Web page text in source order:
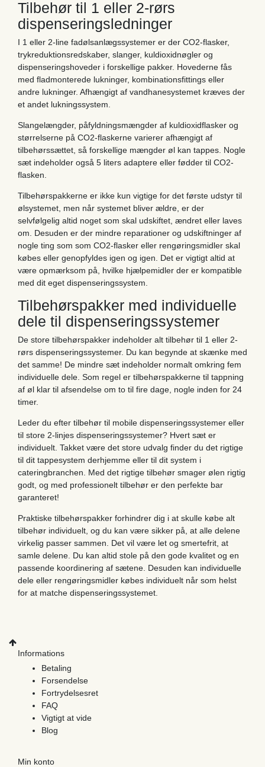
Tilbehør til 1 eller 2-rørs
dispenseringsledninger
I 1 eller 2-line fadølsanlægssystemer er der CO2-flasker,
trykreduktionsredskaber, slanger, kuldioxidnøgler og
dispenseringshoveder i forskellige pakker. Hovederne fås
med fladmonterede lukninger, kombinationsfittings eller
andre lukninger. Afhængigt af vandhanesystemet kræves der
et andet lukningssystem.
Slangelængder, påfyldningsmængder af kuldioxidflasker og
størrelserne på CO2-flaskerne varierer afhængigt af
tilbehørssættet, så forskellige mængder øl kan tappes. Nogle
sæt indeholder også 5 liters adaptere eller fødder til CO2-
flasken.
Tilbehørspakkerne er ikke kun vigtige for det første udstyr til
ølsystemet, men når systemet bliver ældre, er der
selvfølgelig altid noget som skal udskiftet, ændret eller laves
om. Desuden er der mindre reparationer og udskiftninger af
nogle ting som som CO2-flasker eller rengøringsmidler skal
købes eller genopfyldes igen og igen. Det er vigtigt altid at
være opmærksom på, hvilke hjælpemidler der er kompatible
med dit eget dispenseringssystem.
Tilbehørspakker med individuelle
dele til dispenseringssystemer
De store tilbehørspakker indeholder alt tilbehør til 1 eller 2-
rørs dispenseringssystemer. Du kan begynde at skænke med
det samme! De mindre sæt indeholder normalt omkring fem
individuelle dele. Som regel er tilbehørspakkerne til tappning
af øl klar til afsendelse om to til fire dage, nogle inden for 24
timer.
Leder du efter tilbehør til mobile dispenseringssystemer eller
til store 2-linjes dispenseringssystemer? Hvert sæt er
individuelt. Takket være det store udvalg finder du det rigtige
til dit tappesystem derhjemme eller til dit system i
cateringbranchen. Med det rigtige tilbehør smager ølen rigtig
godt, og med professionelt tilbehør er den perfekte bar
garanteret!
Praktiske tilbehørspakker forhindrer dig i at skulle købe alt
tilbehør individuelt, og du kan være sikker på, at alle delene
virkelig passer sammen. Det vil være let og smertefrit, at
samle delene. Du kan altid stole på den gode kvalitet og en
passende koordinering af sætene. Desuden kan individuelle
dele eller rengøringsmidler købes individuelt når som helst
for at matche dispenseringssystemet.
Informations
Betaling
Forsendelse
Fortrydelsesret
FAQ
Vigtigt at vide
Blog
Min konto